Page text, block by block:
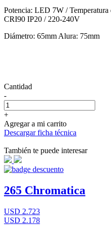
Potencia: LED 7W /
CRI90 IP20 / 220-240V
Diámetro: 65mm Alura: 75mm
Cantidad
-
+
Agregar a mi carrito
Descargar ficha técnica
También te puede interesar
265 Chromatica
USD 2.723
USD 2.178